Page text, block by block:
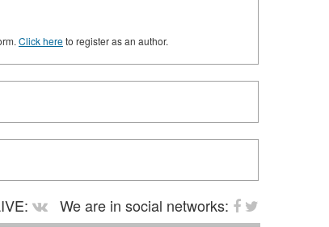
Click hereto register as an author.
We are in social networks: